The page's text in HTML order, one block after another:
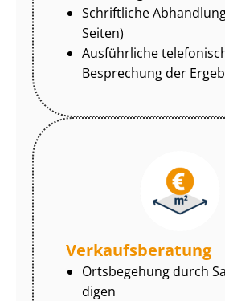
Schriftliche
Seiten)
Ausführliche
Besprechung der
Ver­kaufs­be­ra­tung
Ortsbegehung durch
di­gen